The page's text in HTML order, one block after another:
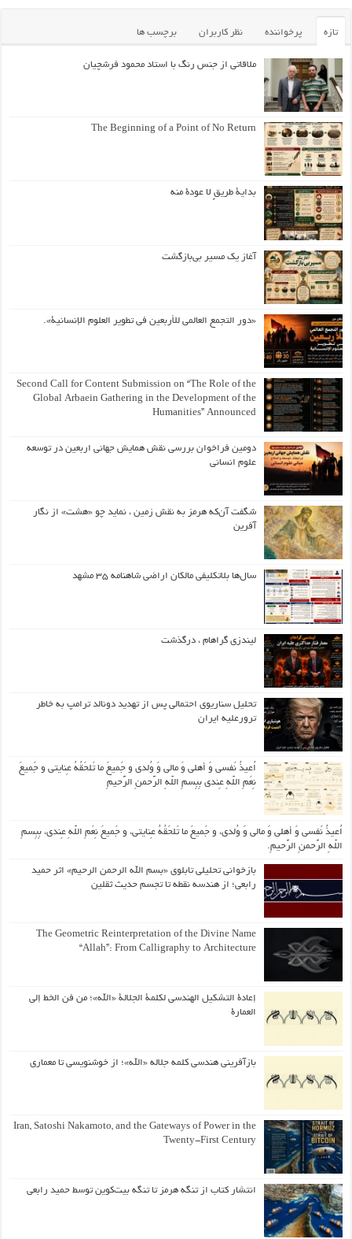
تازه پرخواننده نظر کاربران برچسب ها
ملاقاتی از جنس رنگ با استاد محمود فرشچیان
The Beginning of a Point of No Return
بداية طريقٍ لا عودة منه
آغاز یک مسیر بی‌بازگشت
«دور التجمع العالمي للأربعين في تطوير العلوم الإنسانية».
Second Call for Content Submission on “The Role of the
Global Arbaein Gathering in the Development of the
Humanities” Announced
دومین فراخوان بررسی نقش همایش جهانی اربعین در توسعه
علوم انسانی
شگفت آن‌که هرمز به نقش زمین ، نماید چو «هشت» از نگار
آفرین
سال‌ها بلاتکلیفی مالکان اراضی شاهنامه ۳۵ مشهد
لیندزی گراهام ، درگذشت
تحلیل سناریوی احتمالی پس از تهدید دونالد ترامپ به خاطر
ترورعلیه ایران
اُعیذُ نَفسی وَ أهلی وَ مالی وَ وُلدی و جَمیعَ ما تَلحَقُهُ عِنایتی و جَمیعَ
نِعَمِ اللّهِ عِندی بِبِسمِ اللّهِ الرَّحمنِ الرَّحیمِ
اُعیذُ نَفسی وَ أهلی وَ مالی وَ وُلدی، و جَمیعَ ما تَلحَقُهُ عِنایتی، و جَمیعَ نِعَمِ اللّهِ عِندی، بِبِسمِ
اللّهِ الرَّحمنِ الرَّحیمِ.
بازخوانی تحلیلی تابلوی «بسم الله الرحمن الرحیم» اثر حمید
رابعی؛ از هندسه نقطه تا تجسم حدیث ثقلین
The Geometric Reinterpretation of the Divine Name
“Allah”: From Calligraphy to Architecture
إعادة التشكيل الهندسي لكلمة الجلالة «الله»؛ من فن الخط إلى
العمارة
بازآفرینی هندسی کلمه جلاله «الله»؛ از خوشنویسی تا معماری
Iran, Satoshi Nakamoto, and the Gateways of Power in the
Twenty-First Century
انتشار کتاب از تنگه هرمز تا تنگه بیت‌کوین توسط حمید رابعی